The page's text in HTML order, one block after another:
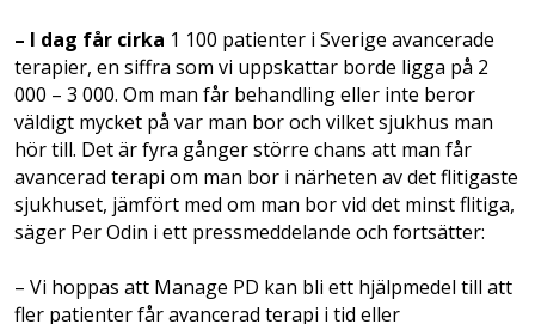
– I dag får cirka 1 100 patienter i Sverige avancerade
terapier, en siffra som vi uppskattar borde ligga på 2
000 – 3 000. Om man får behandling eller inte beror
väldigt mycket på var man bor och vilket sjukhus man
hör till. Det är fyra gånger större chans att man får
avancerad terapi om man bor i närheten av det flitigaste
sjukhuset, jämfört med om man bor vid det minst flitiga,
säger Per Odin i ett pressmeddelande och fortsätter:
– Vi hoppas att Manage PD kan bli ett hjälpmedel till att
fler patienter får avancerad terapi i tid eller